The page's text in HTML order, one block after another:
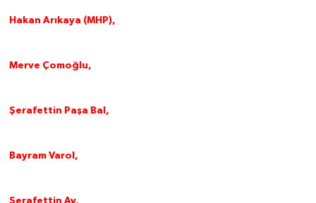
Hakan Arıkaya (MHP),
Merve Çomoğlu,
Şerafettin Paşa Bal,
Bayram Varol,
Şerafettin Ay,